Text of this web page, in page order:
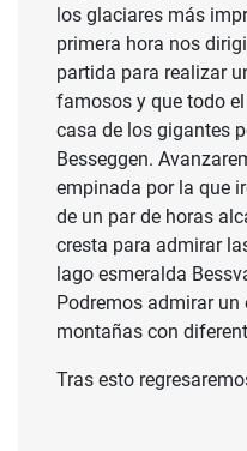
los glaciares más
primera hora nos
partida para realizar
famosos y que todo
casa de los gigantes
Besseggen.
empinada por la que
de un par de horas
cresta para admirar
lago esmeralda
Podremos admirar
montañas con
Tras esto